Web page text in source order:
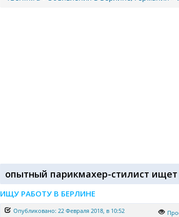
опытный парикмахер-стилист ищет
ИЩУ РАБОТУ В БЕРЛИНЕ
Опубликовано: 22 Февраля 2018, в 10:52